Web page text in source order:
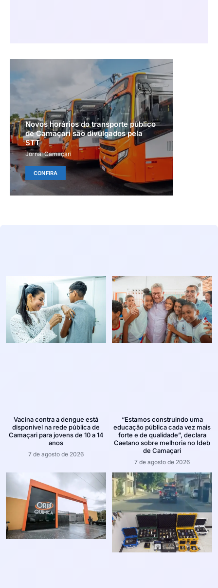
Novos horários do transporte público
de Camaçari são divulgados pela
STT
Jornal Camaçari
CONFIRA
Vacina contra a dengue está
disponível na rede pública de
Camaçari para jovens de 10 a 14
anos
7 de agosto de 2026
“Estamos construindo uma
educação pública cada vez mais
forte e de qualidade”, declara
Caetano sobre melhoria no Ideb
de Camaçari
7 de agosto de 2026